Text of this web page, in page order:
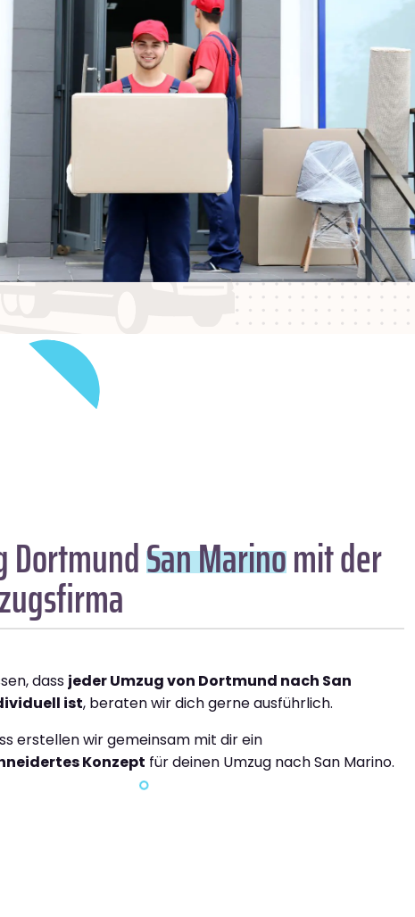
DortmundSan Marinomit der
dass jeder Umzug von Dortmund nach San
ist, beraten wir dich gerne ausführlich.
erstellen wir gemeinsam mit dir ein
Konzept für deinen Umzug nach San Marino.